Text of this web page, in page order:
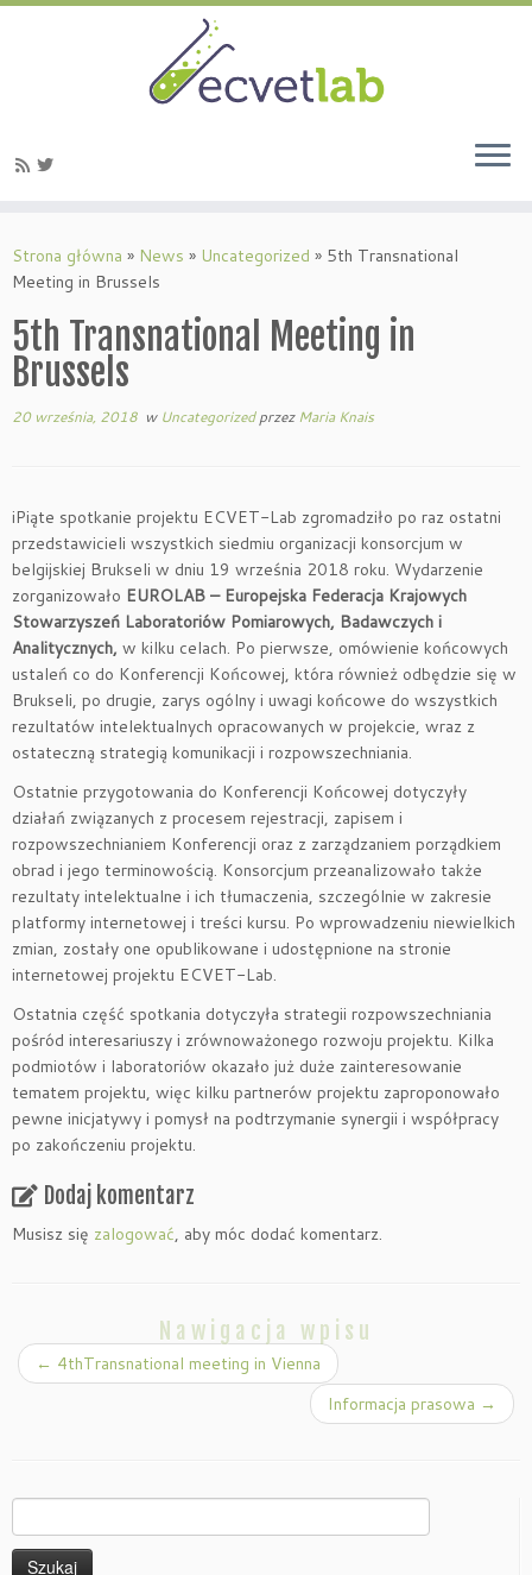
do
treści
Strona główna » News » Uncategorized » 5th Transnational
Meeting in Brussels
5th Transnational Meeting in
Brussels
20 września, 2018 w UncategorizedprzezMaria Knais
iPiąte spotkanie projektu ECVET-Lab zgromadziło po raz ostatni
przedstawicieli wszystkich siedmiu organizacji konsorcjum w
belgijskiej Brukseli w dniu 19 września 2018 roku. Wydarzenie
zorganizowało EUROLAB – Europejska Federacja Krajowych
Stowarzyszeń Laboratoriów Pomiarowych, Badawczych i
Analitycznych, w kilku celach. Po pierwsze, omówienie końcowych
ustaleń co do Konferencji Końcowej, która również odbędzie się w
Brukseli, po drugie, zarys ogólny i uwagi końcowe do wszystkich
rezultatów intelektualnych opracowanych w projekcie, wraz z
ostateczną strategią komunikacji i rozpowszechniania.
Ostatnie przygotowania do Konferencji Końcowej dotyczyły
działań związanych z procesem rejestracji, zapisem i
rozpowszechnianiem Konferencji oraz z zarządzaniem porządkiem
obrad i jego terminowością. Konsorcjum przeanalizowało także
rezultaty intelektualne i ich tłumaczenia, szczególnie w zakresie
platformy internetowej i treści kursu. Po wprowadzeniu niewielkich
zmian, zostały one opublikowane i udostępnione na stronie
internetowej projektu ECVET-Lab.
Ostatnia część spotkania dotyczyła strategii rozpowszechniania
pośród interesariuszy i zrównoważonego rozwoju projektu. Kilka
podmiotów i laboratoriów okazało już duże zainteresowanie
tematem projektu, więc kilku partnerów projektu zaproponowało
pewne inicjatywy i pomysł na podtrzymanie synergii i współpracy
po zakończeniu projektu.
Dodaj komentarz
Musisz się zalogować, aby móc dodać komentarz.
Nawigacja wpisu
← 4thTransnational meeting in Vienna
Informacja prasowa →
Szukaj: